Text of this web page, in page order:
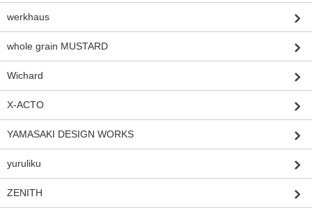
werkhaus
whole grain MUSTARD
Wichard
X-ACTO
YAMASAKI DESIGN WORKS
yuruliku
ZENITH